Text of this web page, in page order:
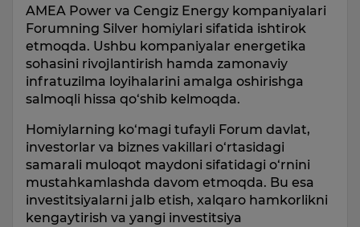
AMEA Power va Cengiz Energy kompaniyalari
Forumning Silver homiylari sifatida ishtirok
etmoqda. Ushbu kompaniyalar energetika
sohasini rivojlantirish hamda zamonaviy
infratuzilma loyihalarini amalga oshirishga
salmoqli hissa qo‘shib kelmoqda.
Homiylarning ko‘magi tufayli Forum davlat,
investorlar va biznes vakillari o‘rtasidagi
samarali muloqot maydoni sifatidagi o‘rnini
mustahkamlashda davom etmoqda. Bu esa
investitsiyalarni jalb etish, xalqaro hamkorlikni
kengaytirish va yangi investitsiya